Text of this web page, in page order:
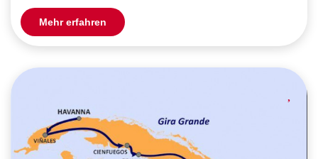
Mehr erfahren